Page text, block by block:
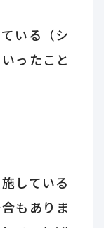
いる（シ
ったこと
している
もありま